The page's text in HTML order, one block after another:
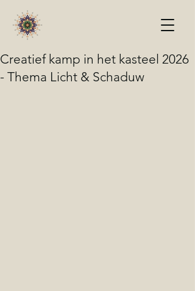
Creatief kamp in het kasteel 2026
- Thema Licht & Schaduw